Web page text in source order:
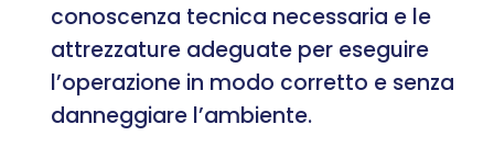
conoscenza tecnica necessaria e le
attrezzature adeguate per eseguire
l’operazione in modo corretto e senza
danneggiare l’ambiente.